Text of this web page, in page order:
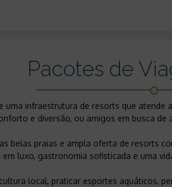
Pacotes de
infraestrutura de resorts que
e diversão, ou amigos em busca
belas praias e ampla oferta de resorts
luxo, gastronomia sofisticada e uma
local, praticar esportes aquáticos,